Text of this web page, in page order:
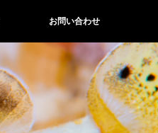
お問い合わせ